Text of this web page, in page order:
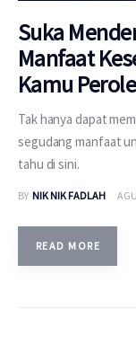
Suka
Manfaat
Kamu
Tak hanya dapat
segudang manfaat
tahu di sini.
BY NIK NIK FADLAH
READ MORE